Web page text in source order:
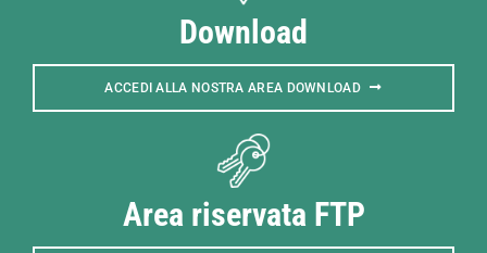
Download
ACCEDI ALLA NOSTRA AREA DOWNLOAD
Area riservata FTP